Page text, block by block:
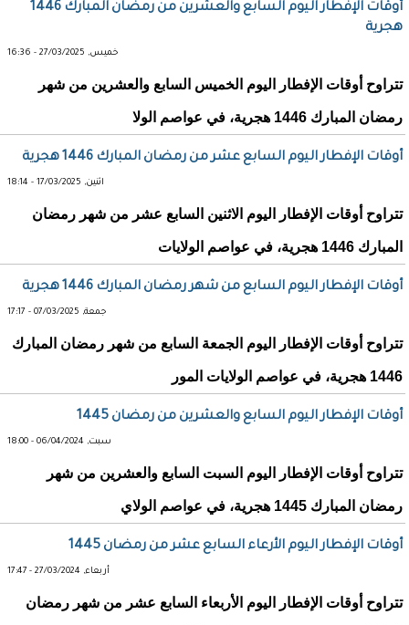
أوقات الإفطار اليوم السابع والعشرين من رمضان المبارك 1446
هجرية
خميس, 27/03/2025 - 16:36
تتراوح أوقات الإفطار اليوم الخميس السابع والعشرين من شهر
رمضان المبارك 1446 هجرية، في عواصم الولا
أوقات الإفطار اليوم السابع عشر من رمضان المبارك 1446 هجرية
اثنين, 17/03/2025 - 18:14
تتراوح أوقات الإفطار اليوم الاثنين السابع عشر من شهر رمضان
المبارك 1446 هجرية، في عواصم الولايات
أوقات الإفطار اليوم السابع من شهر رمضان المبارك 1446 هجرية
جمعة, 07/03/2025 - 17:17
تتراوح أوقات الإفطار اليوم الجمعة السابع من شهر رمضان المبارك
1446 هجرية، في عواصم الولايات المور
أوقات الإفطار اليوم السابع والعشرين من رمضان 1445
سبت, 06/04/2024 - 18:00
تتراوح أوقات الإفطار اليوم السبت السابع والعشرين من شهر
رمضان المبارك 1445 هجرية، في عواصم الولاي
أوقات الإفطار اليوم الأرعاء السابع عشر من رمضان 1445
أربعاء, 27/03/2024 - 17:47
تتراوح أوقات الإفطار اليوم الأربعاء السابع عشر من شهر رمضان